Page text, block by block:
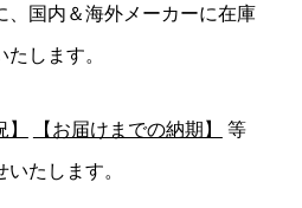
、国内＆海外メーカーに在庫
します。
【お届けまでの納期】 等
たします。